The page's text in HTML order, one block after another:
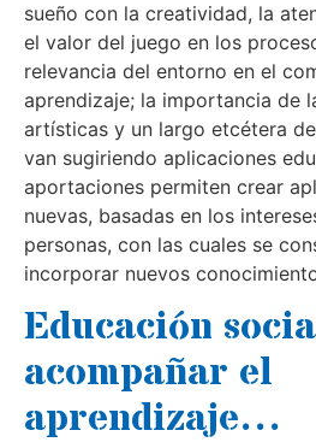
sueño con la creatividad, la
el valor del juego en los
relevancia del entorno en el
aprendizaje; la importancia de
artísticas y un largo etcétera
van sugiriendo aplicaciones
aportaciones permiten crear
nuevas, basadas en los
personas, con las cuales se
incorporar nuevos
Educación
acompañar el
aprendizaje…